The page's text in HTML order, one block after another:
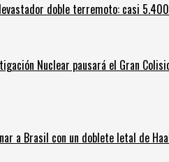
doble terremoto: casi
Nuclear pausará el Gran
a Brasil con un doblete letal de